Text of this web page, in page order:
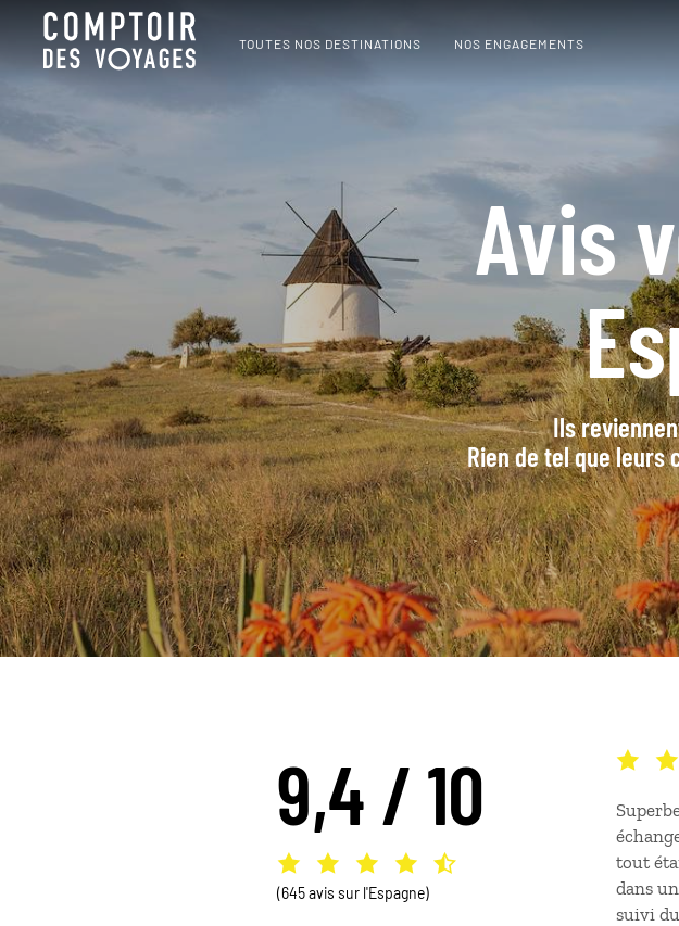
TOUTES NOS DESTINATIONS NOS ENGAGEMENTS
Avis
Ils
Rien de tel que leurs
9,4 / 10
(645 avis sur l'Espagne)
tout
dans
suivi